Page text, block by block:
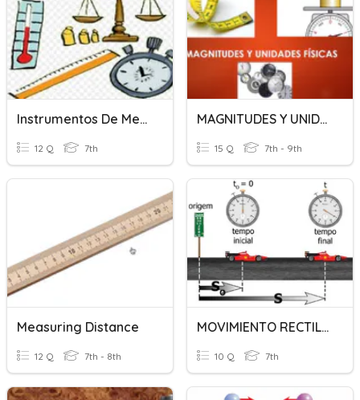
Instrumentos De Medición
12 Q 7th
MAGNITUDES Y UNIDADES FÍSICAS
15 Q 7th - 9th
Measuring Distance
12 Q 7th - 8th
MOVIMIENTO RECTILINEO UNIFORME
10 Q 7th